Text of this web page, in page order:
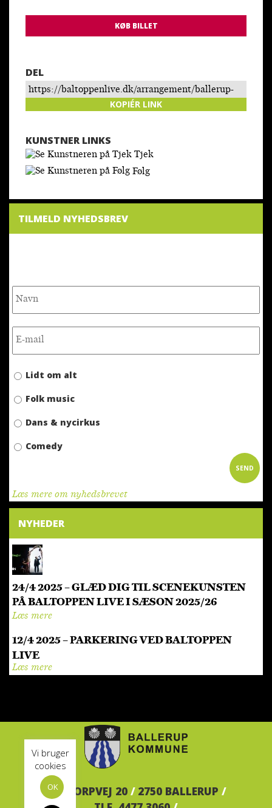
KØB BILLET
DEL
https://baltoppenlive.dk/arrangement/ballerup-
music-life-4-sebastian-dahl-feat-to-lokale-
KOPIÉR LINK
KUNSTNER LINKS
Tjek
Følg
TILMELD NYHEDSBREV
Lidt om alt
Folk music
Dans & nycirkus
Comedy
Læs mere om nyhedsbrevet
NYHEDER
24/4 2025 – GLÆD DIG TIL SCENEKUNSTEN
PÅ BALTOPPEN LIVE I SÆSON 2025/26
Læs mere
12/4 2025 – PARKERING VED BALTOPPEN
LIVE
Læs mere
Vi bruger
cookies
OK
BALTORPVEJ 20 / 2750 BALLERUP /